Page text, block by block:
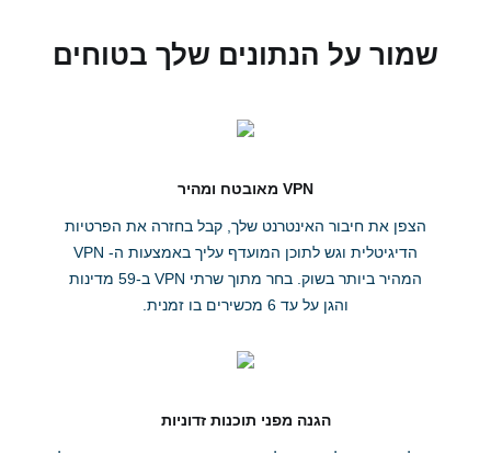
שמור על הנתונים שלך בטוחים
VPN מאובטח ומהיר
הצפן את חיבור האינטרנט שלך, קבל בחזרה את הפרטיות
הדיגיטלית וגש לתוכן המועדף עליך באמצעות ה- VPN
המהיר ביותר בשוק. בחר מתוך שרתי VPN ב-59 מדינות
והגן על עד 6 מכשירים בו זמנית.
הגנה מפני תוכנות זדוניות